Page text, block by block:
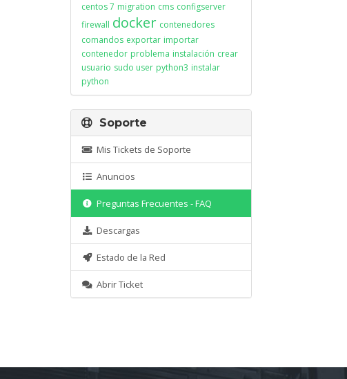
centos 7 migration cms configserver
firewall docker contenedores
comandos exportar importar
contenedor problema instalación crear
usuario sudo user python3 instalar
python
Soporte
Mis Tickets de Soporte
Anuncios
Preguntas Frecuentes - FAQ
Descargas
Estado de la Red
Abrir Ticket